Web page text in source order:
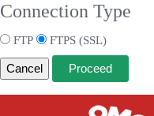
Connection Type
FTP FTPS (SSL)
Cancel